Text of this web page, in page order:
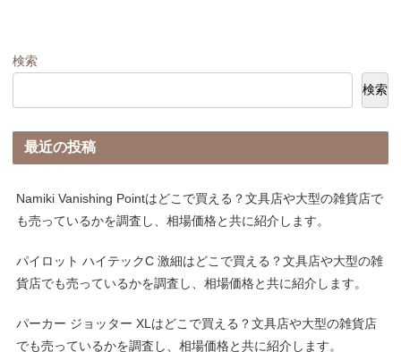
検索
検索
最近の投稿
Namiki Vanishing Pointはどこで買える？文具店や大型の雑貨店で
も売っているかを調査し、相場価格と共に紹介します。
パイロット ハイテックC 激細はどこで買える？文具店や大型の雑
貨店でも売っているかを調査し、相場価格と共に紹介します。
パーカー ジョッター XLはどこで買える？文具店や大型の雑貨店
でも売っているかを調査し、相場価格と共に紹介します。